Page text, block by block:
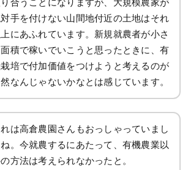
合うことになりますが、大規模農家が
手を付けない山間地付近の土地はそれ
上にあふれています。新規就農者が小さ
積で稼いでいこうと思ったときに、有
培で付加価値をつけようと考えるのが
なんじゃないかなとは感じています。
は高倉農園さんもおっしゃっていまし
。今就農するにあたって、有機農業以
方法は考えられなかったと。